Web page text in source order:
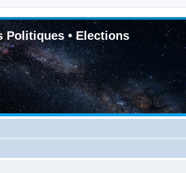
Politiques • Elections